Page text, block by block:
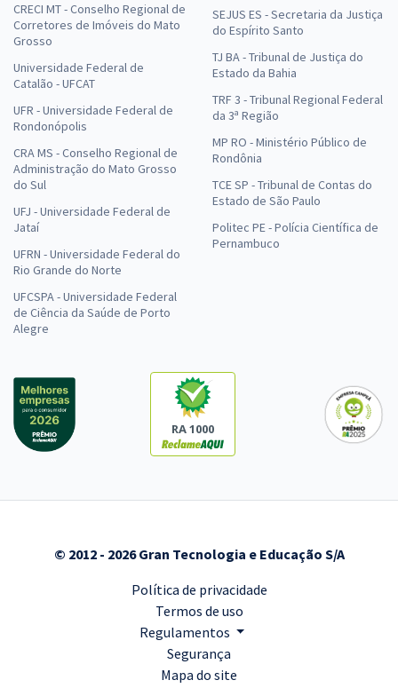
CRECI MT - Conselho Regional de
Corretores de Imóveis do Mato
Grosso
Universidade Federal de
Catalão - UFCAT
UFR - Universidade Federal de
Rondonópolis
CRA MS - Conselho Regional de
Administração do Mato Grosso
do Sul
UFJ - Universidade Federal de
Jataí
UFRN - Universidade Federal do
Rio Grande do Norte
UFCSPA - Universidade Federal
de Ciência da Saúde de Porto
Alegre
SEJUS ES - Secretaria da Justiça
do Espírito Santo
TJ BA - Tribunal de Justiça do
Estado da Bahia
TRF 3 - Tribunal Regional Federal
da 3ª Região
MP RO - Ministério Público de
Rondônia
TCE SP - Tribunal de Contas do
Estado de São Paulo
Politec PE - Polícia Científica de
Pernambuco
RA 1000
© 2012 - 2026 Gran Tecnologia e Educação S/A
Política de privacidade
Termos de uso
Regulamentos
Segurança
Mapa do site